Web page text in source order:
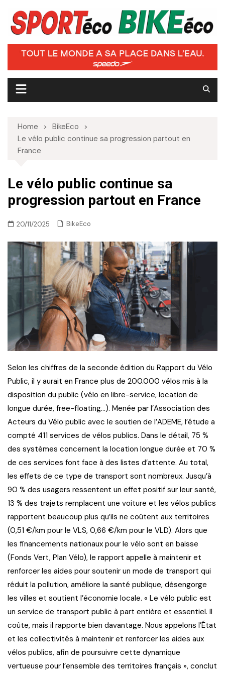
content
Home
BikeEco
Le vélo public continue sa progression partout en
France
Le vélo public continue sa
progression partout en France
20/11/2025 BikeEco
Selon les chiffres de la seconde édition du Rapport du Vélo
Public, il y aurait en France plus de 200.000 vélos mis à la
disposition du public (vélo en libre-service, location de
longue durée, free-floating…). Menée par l’Association des
Acteurs du Vélo public avec le soutien de l’ADEME, l’étude a
compté 411 services de vélos publics. Dans le détail, 75 %
des systèmes concernent la location longue durée et 70 %
de ces services font face à des listes d’attente. Au total,
les effets de ce type de transport sont nombreux. Jusqu’à
90 % des usagers ressentent un effet positif sur leur santé,
13 % des trajets remplacent une voiture et les vélos publics
rapportent beaucoup plus qu’ils ne coûtent aux territoires
(0,51 €/km pour le VLS, 0,66 €/km pour le VLD). Alors que
les financements nationaux pour le vélo sont en baisse
(Fonds Vert, Plan Vélo), le rapport appelle à maintenir et
renforcer les aides pour soutenir un mode de transport qui
réduit la pollution, améliore la santé publique, désengorge
les villes et soutient l’économie locale. « Le vélo public est
un service de transport public à part entière et essentiel. Il
coûte, mais il rapporte bien davantage. Nous appelons l’État
et les collectivités à maintenir et renforcer les aides aux
vélos publics, afin de poursuivre cette dynamique
vertueuse pour l’ensemble des territoires français », conclut